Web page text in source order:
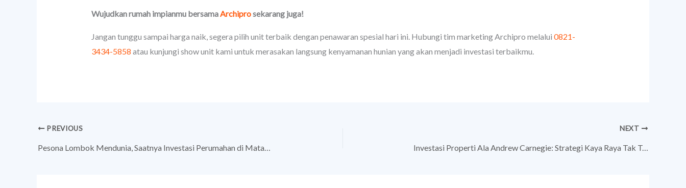
Wujudkan rumah impianmu bersamaArchiprosekarang juga!
Jangan tunggu sampai harga naik, segera pilih unit terbaik dengan penawaran spesial hari ini. Hubungi tim marketing Archipro melalui 0821-
3434-5858 atau kunjungi show unit kami untuk merasakan langsung kenyamanan hunian yang akan menjadi investasi terbaikmu.
PREVIOUS
Pesona Lombok Mendunia, Saatnya Investasi Perumahan di Mataram
NEXT
Investasi Properti Ala Andrew Carnegie: Strategi Kaya Raya Tak Terbantahkan